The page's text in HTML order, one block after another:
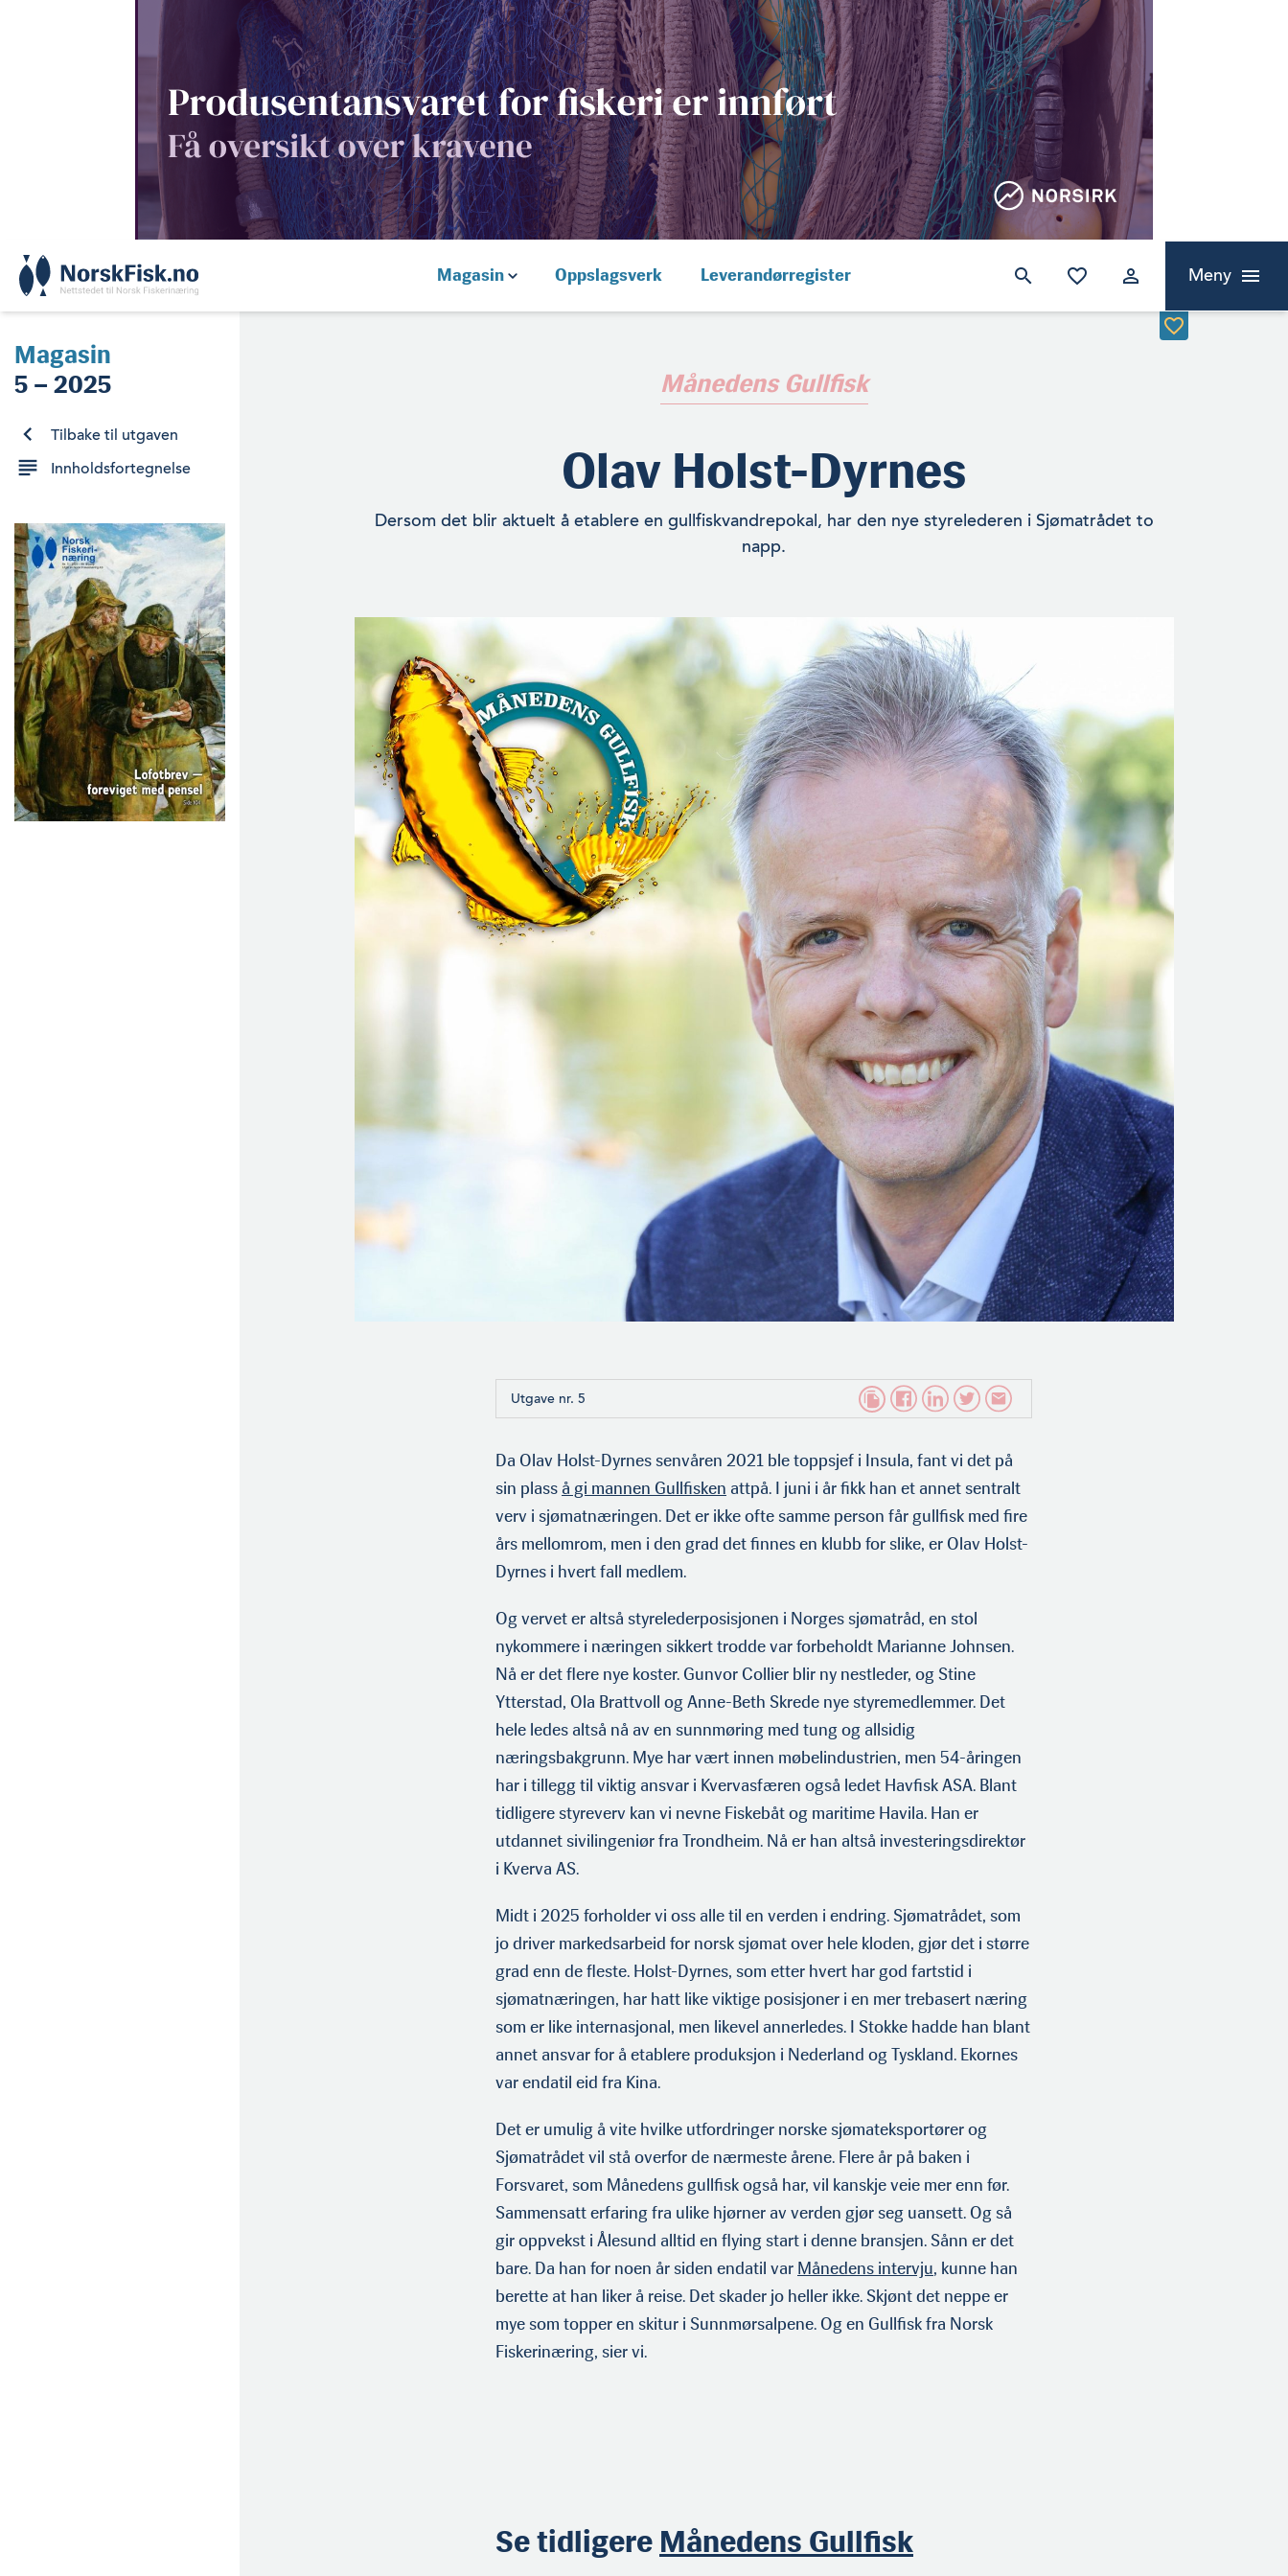
Magasin Oppslagsverk Leverandørregister Meny
Magasin
5 – 2025
Tilbake til utgaven
Innholdsfortegnelse
Månedens Gullfisk
Olav Holst-Dyrnes
Dersom det blir aktuelt å etablere en gullfiskvandre­pokal, har den nye styre­lede­ren i Sjømatrådet to
napp.
Utgave nr. 5
Da Olav Holst-Dyrnes senvåren 2021 ble toppsjef i Insula, fant vi det på
sin plass å gi mannen Gullfisken attpå. I juni i år fikk han et annet sentralt
verv i sjømatnæringen. Det er ikke ofte samme person får gullfisk med fire
års mellomrom, men i den grad det finnes en klubb for slike, er Olav Holst-
Dyrnes i hvert fall medlem.
Og vervet er altså styrelederposisjonen i Norges sjømatråd, en stol
nykommere i næringen sikkert trodde var forbeholdt Marianne Johnsen.
Nå er det flere nye koster. Gunvor Collier blir ny nestleder, og Stine
Ytterstad, Ola Brattvoll og Anne-Beth Skrede nye styremedlemmer. Det
hele ledes altså nå av en sunnmøring med tung og allsidig
næringsbakgrunn. Mye har vært innen møbelindustrien, men 54-åringen
har i tillegg til viktig ansvar i Kvervasfæren også ledet Havfisk ASA. Blant
tidligere styreverv kan vi nevne Fiskebåt og maritime Havila. Han er
utdannet sivilingeniør fra Trondheim. Nå er han altså investeringsdirektør
i Kverva AS.
Midt i 2025 forholder vi oss alle til en verden i endring. Sjømatrådet, som
jo driver markedsarbeid for norsk sjømat over hele kloden, gjør det i større
grad enn de fleste. Holst-Dyrnes, som etter hvert har god fartstid i
sjømatnæringen, har hatt like viktige posisjoner i en mer trebasert næring
som er like internasjonal, men likevel annerledes. I Stokke hadde han blant
annet ansvar for å etablere produksjon i Nederland og Tyskland. Ekornes
var endatil eid fra Kina.
Det er umulig å vite hvilke utfordringer norske sjømateksportører og
Sjømatrådet vil stå overfor de nærmeste årene. Flere år på baken i
Forsvaret, som Månedens gullfisk også har, vil kanskje veie mer enn før.
Sammensatt erfaring fra ulike hjørner av verden gjør seg uansett. Og så
gir oppvekst i Ålesund alltid en flying start i denne bransjen. Sånn er det
bare. Da han for noen år siden endatil var Månedens intervju, kunne han
berette at han liker å reise. Det skader jo heller ikke. Skjønt det neppe er
mye som topper en skitur i Sunnmørsalpene. Og en Gullfisk fra Norsk
Fiskerinæring, sier vi.
Se tidligere Månedens Gullfisk